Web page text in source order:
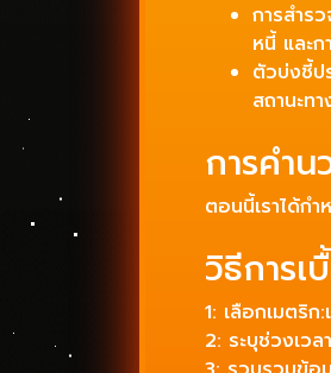
การสำร
หนี้ และ
ตัวบ่งชี้ป
สถานะท
การคำ
ตอนนี้เราได้ก
วิธีการ
1: เลือกเมตริ
2: ระบุช่วงเว